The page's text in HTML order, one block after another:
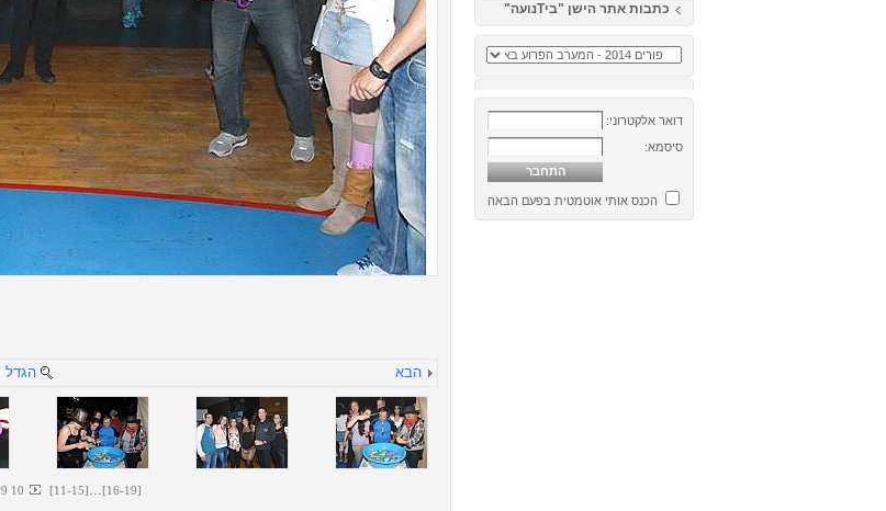
כתבות אתר הישן "ביTנועה"
דואר אלקטרוני:
סיסמא:
הכנס אותי אוטמטית בפעם הבאה
הגדל הבא
9 10 [11-15]...[16-19]